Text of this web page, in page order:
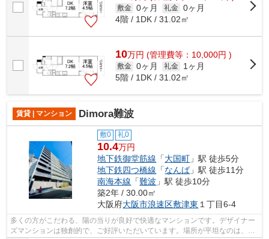
敷金 0ヶ月 礼金 0ヶ月
4階 / 1DK / 31.02㎡
10万円 (管理費等：10,000円 )
敷金 0ヶ月 礼金
1ヶ月
5階 / 1DK / 31.02㎡
賃貸 | マンション Dimora難波
敷0 礼0
10.4万円
地下鉄御堂筋線 「大国町 」駅 徒歩5分
地下鉄四つ橋線 「なんば」駅 徒歩11分
南海本線 「難波 」駅 徒歩10分
築2年 / 30.00㎡
大阪府大阪市浪速区敷津東 １丁目6-4
多くの方がこだわる、陽の当りが良好で快適なマンションです。デザイナー
ズマンションは独創的で、ご好評いただいています。場所が平坦なのは、ラ